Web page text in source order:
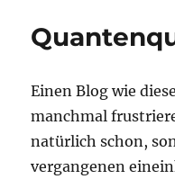
Einen Blog wie
manchmal
natürlich schon,
vergangenen